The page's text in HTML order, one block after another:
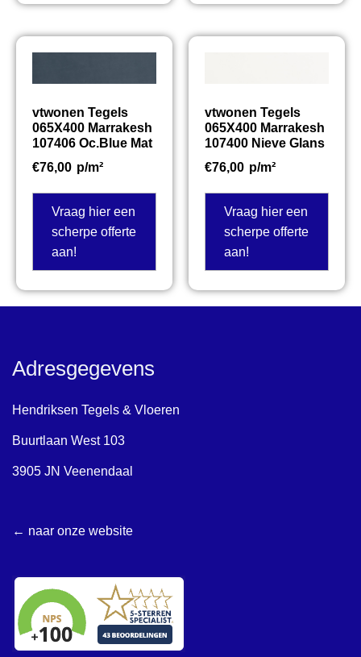
vtwonen Tegels
065X400 Marrakesh
107406 Oc.Blue Mat
€76,00 p/m²
Vraag hier een
scherpe offerte
aan!
vtwonen Tegels
065X400 Marrakesh
107400 Nieve Glans
€76,00 p/m²
Vraag hier een
scherpe offerte
aan!
Adresgegevens
Hendriksen Tegels & Vloeren
Buurtlaan West 103
3905 JN Veenendaal
← naar onze website